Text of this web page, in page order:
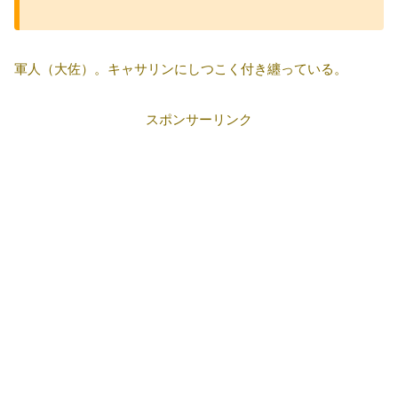
軍人（大佐）。キャサリンにしつこく付き纏っている。
スポンサーリンク